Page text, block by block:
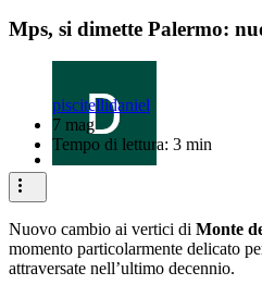
Mps, si dimette Palermo:
piscitellidaniel
7 mag
Tempo di lettura: 3 min
Nuovo cambio ai vertici di Monte
momento particolarmente delicato
attraversate nell’ultimo decennio.